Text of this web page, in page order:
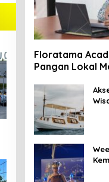
Floratama
Pangan Lokal